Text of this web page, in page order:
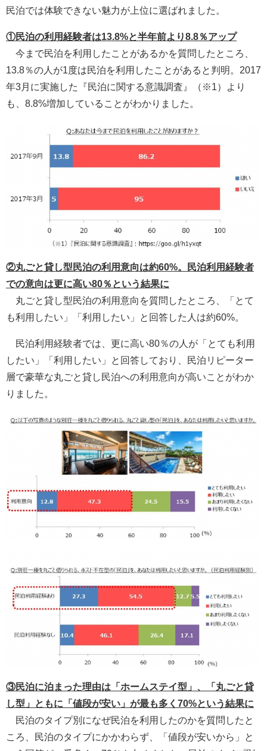
民泊では体験できない魅力が上位に選ばれました。
①民泊の利用経験者は13.8%と半年前より8.8％アップ
今まで民泊を利用したことがあるかを質問したところ、
13.8％の人が1度は民泊を利用したことがあると判明。2017
年3月に実施した『民泊に関する意識調査』（※1）より
も、8.8%増加していることがわかりました。
②丸ごと貸し型民泊の利用意向は約60%。民泊利用経験者
での意向は更に高い80％という結果に
丸ごと貸し型民泊の利用意向を質問したところ、「とて
も利用したい」「利用したい」と回答した人は約60%。
民泊利用経験者では、更に高い80％の人が「とても利用
したい」「利用したい」と回答しており、民泊リピーター
層で豪華な丸ごと貸し民泊への利用意向が高いことがわか
りました。
③民泊に泊まった理由は「ホームステイ型」、「丸ごと貸
し型」ともに「値段が安い」が最も多く70%という結果に
民泊のタイプ別になぜ民泊を利用したのかを質問したと
ころ、民泊のタイプにかかわらず、「値段が安いから」と